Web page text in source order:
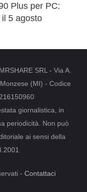
Plus per PC:
5 agosto
SRL - Via A.
(MI) - Codice
giornalistica, in
periodicità. Non può
ai sensi della
- Contattaci